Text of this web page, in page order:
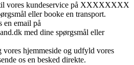
vores kundeservice på XXXXXXXX
eller booke en transport.
en email på
med dine spørgsmål eller
hjemmeside og udfyld vores
os en besked direkte.